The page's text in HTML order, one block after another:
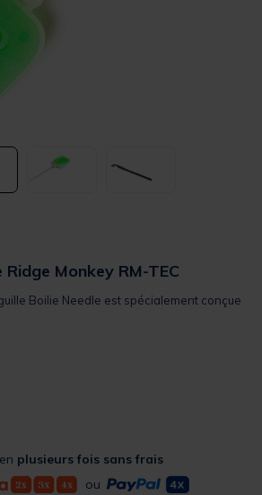
Monkey RM-TEC
Boilie Needle est spécialement conçue
plusieurs fois sans frais
ou